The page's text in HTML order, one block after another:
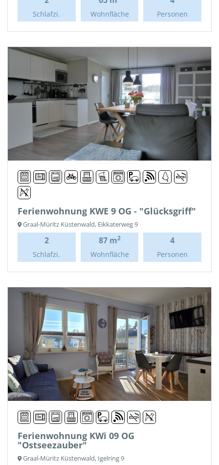
Schlafzi. Wohnfläche Personen
Ferienwohnung KWE 9 OG - "Glücksgriff"
Graal-Müritz Küstenwald, Eikkaterweg 9
2
Schlafzi.
87 m2
Wohnfläche
4
Personen
Ferienwohnung KWi 09 OG
"Ostseezauber"
Graal-Müritz Küstenwald, Igelring 9